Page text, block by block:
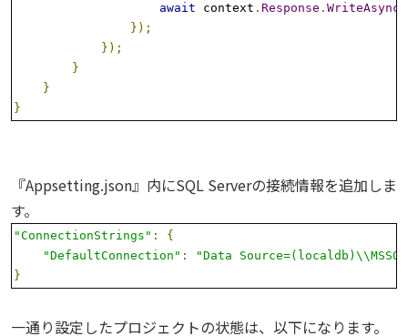
await context . Response . WriteAsync
});
});
}
}
}
『Appsetting.json』内にSQL Serverの接続情報を追加しま
す。
"ConnectionStrings" :
{
"DefaultConnection" :
"Data
}
一通り設定したプロジェクトの状態は、以下になります。